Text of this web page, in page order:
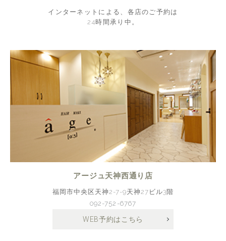
インターネットによる、各店のご予約は
24時間承り中。
アージュ天神西通り店
福岡市中央区天神2-7-9天神27ビル3階
092-752-6767
WEB予約はこちら